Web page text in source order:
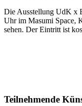
Die Ausstellung UdK x
Uhr im Masumi Space,
sehen. Der Eintritt ist
Teilnehmende